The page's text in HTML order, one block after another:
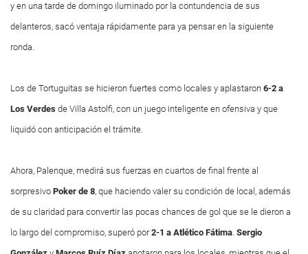
y en una tarde de domingo iluminado por la contundencia de sus
delanteros, sacó ventaja rápidamente para ya pensar en la siguiente
ronda.
Los de Tortuguitas se hicieron fuertes como locales y aplastaron 6-2 a
Los Verdes de Villa Astolfi, con un juego inteligente en ofensiva y que
liquidó con anticipación el trámite.
Ahora, Palenque, medirá sus fuerzas en cuartos de final frente al
sorpresivo Poker de 8, que haciendo valer su condición de local, además
de su claridad para convertir las pocas chances de gol que se le dieron a
lo largo del compromiso, superó por2-1 a Atlético Fátima. Sergio